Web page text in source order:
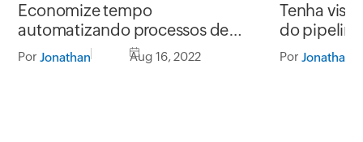
Economize tempo
automatizando processos de
vendas
Por Jonathan Aug 16, 2022
Tenha
do
Por Jonathan